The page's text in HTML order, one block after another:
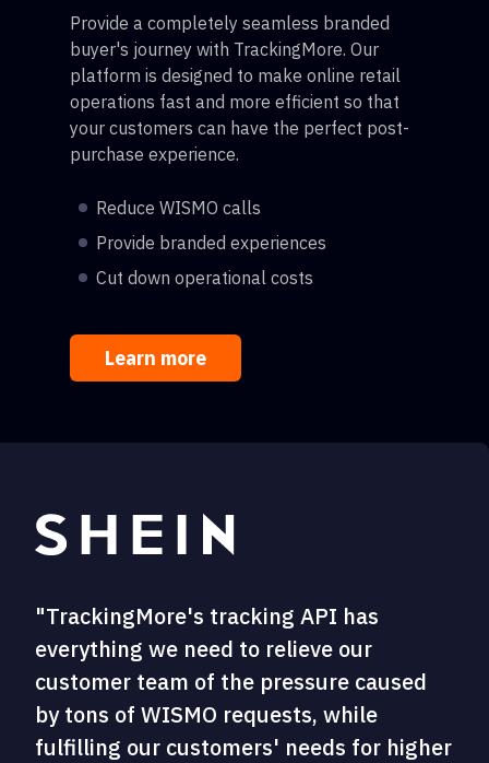
Provide a completely seamless branded
buyer's journey with TrackingMore. Our
platform is designed to make online retail
operations fast and more efficient so that
your customers can have the perfect post-
purchase experience.
Reduce WISMO calls
Provide branded experiences
Cut down operational costs
Learn more
"TrackingMore's tracking API has
everything we need to relieve our
customer team of the pressure caused
by tons of WISMO requests, while
fulfilling our customers' needs for higher